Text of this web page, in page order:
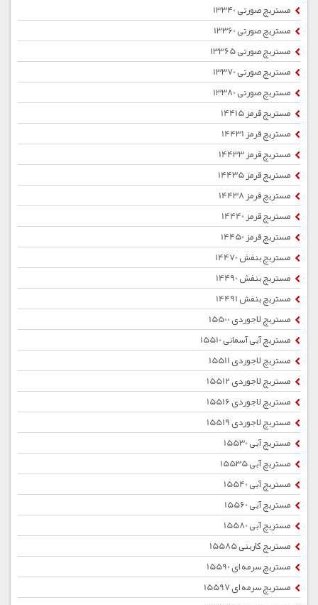
مستربچ صورتی 13340
مستربچ صورتی 13360
مستربچ صورتی 13365
مستربچ صورتی 13370
مستربچ صورتی 13380
مستربچ قرمز 14415
مستربچ قرمز 14431
مستربچ قرمز 14433
مستربچ قرمز 14435
مستربچ قرمز 14438
مستربچ قرمز 14440
مستربچ قرمز 14450
مستربچ بنفش 14470
مستربچ بنفش 14490
مستربچ بنفش 14491
مستربچ لاجوردی 15500
مستربچ آبی آسمانی 15510
مستربچ لاجوردی 15511
مستربچ لاجوردی 15512
مستربچ لاجوردی 15516
مستربچ لاجوردی 15519
مستربچ آبی 15530
مستربچ آبی 15535
مستربچ آبی 15540
مستربچ آبی 15560
مستربچ آبی 15580
مستربچ کاربنی 15585
مستربچ سرمه ای 15590
مستربچ سرمه ای 15597